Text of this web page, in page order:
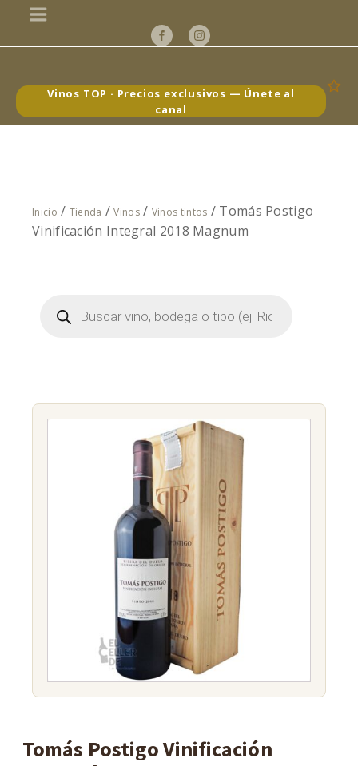
Vinos TOP · Precios exclusivos — Únete al
canal
Inicio / Tienda /Vinos/ Vinos tintos / Tomás Postigo
Vinificación Integral 2018 Magnum
Búsqueda
Tomás Postigo Vinificación